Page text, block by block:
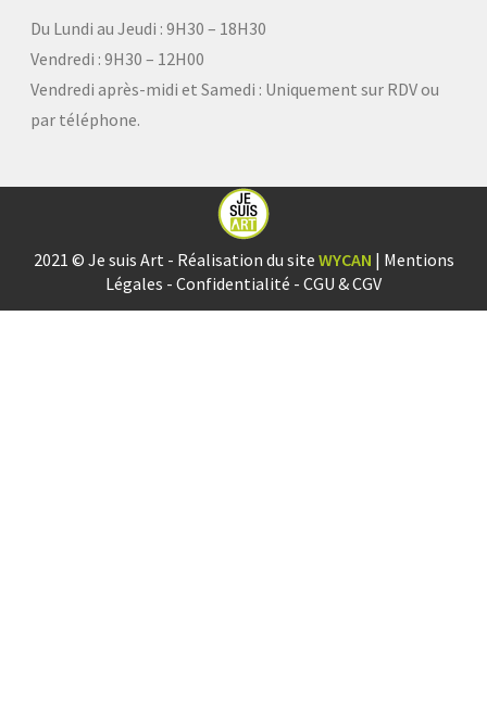
Du Lundi au Jeudi : 9H30 – 18H30
Vendredi : 9H30 – 12H00
Vendredi après-midi et Samedi : Uniquement sur RDV ou
par téléphone.
2021 © Je suis Art - Réalisation du site WYCAN | Mentions
Légales - Confidentialité - CGU & CGV